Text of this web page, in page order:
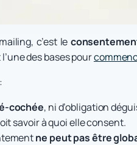
c’est le
des bases pour
cochée, ni d’obligation
savoir à quoi elle consent.
ne peut pas être